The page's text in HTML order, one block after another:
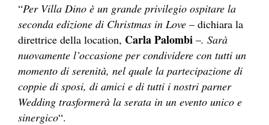
“Per Villa Dino è un grande privilegio ospitare la
seconda edizione di Christmas in Love – dichiara la
direttrice della location, Carla Palombi –. Sarà
nuovamente l’occasione per condividere con tutti un
momento di serenità, nel quale la partecipazione di
coppie di sposi, di amici e di tutti i nostri parner
Wedding trasformerà la serata in un evento unico e
sinergico“.